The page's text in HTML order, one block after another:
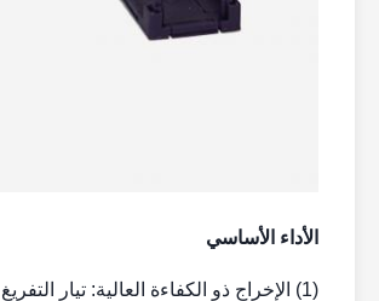
الأداء الأساسي
(1) الإخراج ذو الكفاءة العالية: تيار التفريغ القياسي هو 0.3C-0.8C ، تيار التفريغ الفوري الدافع هو 10C لمدة 10 ثوانٍ.